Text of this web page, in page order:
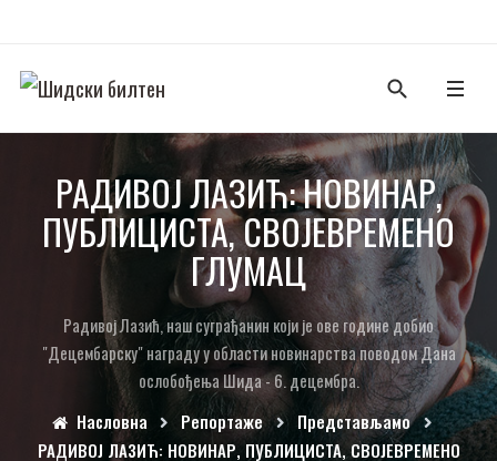
РАДИВОЈ ЛАЗИЋ: НОВИНАР,
ПУБЛИЦИСТА, СВОЈЕВРЕМЕНО
ГЛУМАЦ
Радивој Лазић, наш суграђанин који је ове године добио
"Децембарску" награду у области новинарства поводом Дана
ослобођења Шида - 6. децембра.
Насловна
Репортаже
Представљамо
РАДИВОЈ ЛАЗИЋ: НОВИНАР, ПУБЛИЦИСТА, СВОЈЕВРЕМЕНО